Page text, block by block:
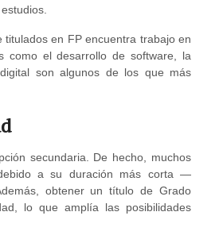
en FP encuentra trabajo en
como el desarrollo de software, la
son algunos de los que más
secundaria. De hecho, muchos
a su duración más corta —
obtener un título de Grado
lo que amplía las posibilidades